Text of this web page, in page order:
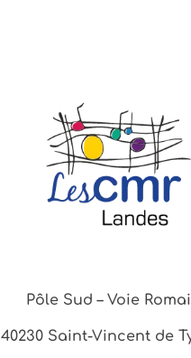
Pôle Sud – Voie
40230 Saint-Vincent de